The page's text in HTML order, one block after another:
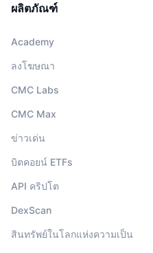
ผลิตภัณฑ์
Academy
ลงโฆษณา
CMC Labs
CMC Max
ข่าวเด่น
บิตคอยน์ ETFs
API คริปโต
DexScan
สินทรัพย์ในโลกแห่งความเป็น